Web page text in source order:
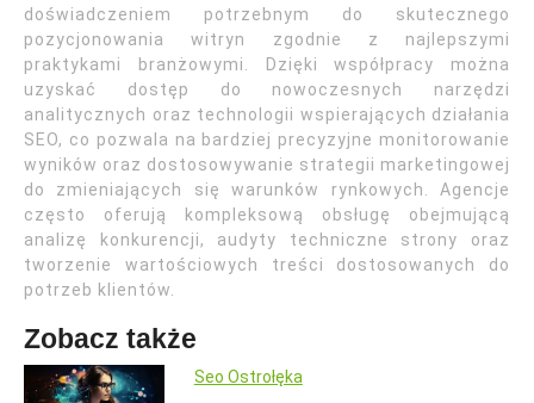
doświadczeniem potrzebnym do skutecznego
pozycjonowania witryn zgodnie z najlepszymi
praktykami branżowymi. Dzięki współpracy można
uzyskać dostęp do nowoczesnych narzędzi
analitycznych oraz technologii wspierających działania
SEO, co pozwala na bardziej precyzyjne monitorowanie
wyników oraz dostosowywanie strategii marketingowej
do zmieniających się warunków rynkowych. Agencje
często oferują kompleksową obsługę obejmującą
analizę konkurencji, audyty techniczne strony oraz
tworzenie wartościowych treści dostosowanych do
potrzeb klientów.
Zobacz także
Seo Ostrołęka